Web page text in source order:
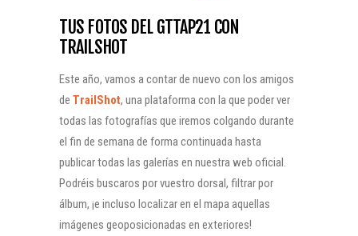
TUS FOTOS DEL GTTAP21 CON
TRAILSHOT
Este año, vamos a contar de nuevo con los amigos
de TrailShot, una plataforma con la que poder ver
todas las fotografías que iremos colgando durante
el fin de semana de forma continuada hasta
publicar todas las galerías en nuestra web oficial.
Podréis buscaros por vuestro dorsal, filtrar por
álbum, ¡e incluso localizar en el mapa aquellas
imágenes geoposicionadas en exteriores!